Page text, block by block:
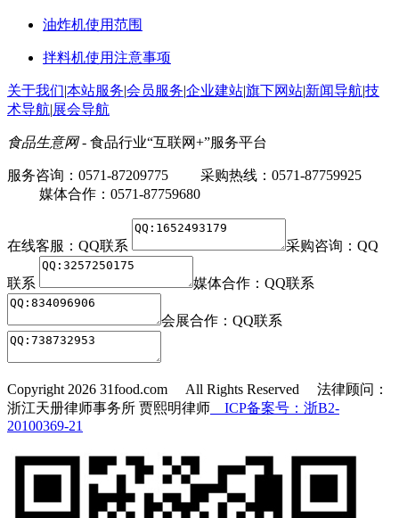
油炸机使用范围
拌料机使用注意事项
关于我们|本站服务|会员服务|企业建站|旗下网站|新闻导航|技
术导航|展会导航
食品生意网- 食品行业“互联网+”服务平台
服务咨询：0571-87209775 采购热线：0571-87759925
媒体合作：0571-87759680
在线客服： QQ联系 采购咨询： QQ
联系 媒体合作： QQ联系
会展合作： QQ联系
Copyright 2026 31food.com All Rights Reserved 法律顾问：
浙江天册律师事务所 贾熙明律师 ICP备案号：浙B2-
20100369-21